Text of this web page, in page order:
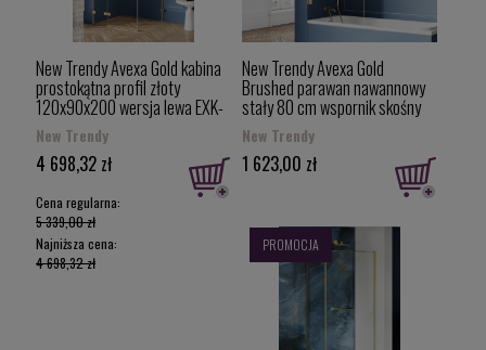
New Trendy Avexa Gold kabina
prostokątna profil złoty
120x90x200 wersja lewa EXK-
1768
New Trendy
4 698,32 zł
Cena regularna:
5 339,00 zł
Najniższa cena:
4 698,32 zł
New Trendy Avexa Gold
Brushed parawan nawannowy
stały 80 cm wspornik skośny
złoty szczotkowany EXK-2007
New Trendy
1 623,00 zł
PROMOCJA